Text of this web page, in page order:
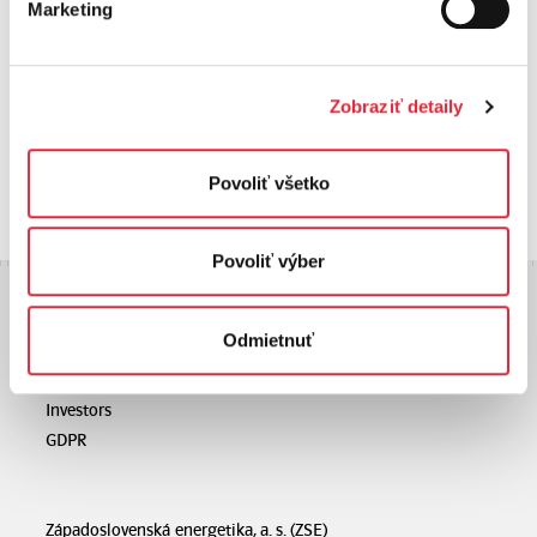
Marketing
Zobraziť detaily
Povoliť všetko
Povoliť výber
Odmietnuť
ZSE Group
Customers
Investors
GDPR
Západoslovenská energetika, a. s. (ZSE)